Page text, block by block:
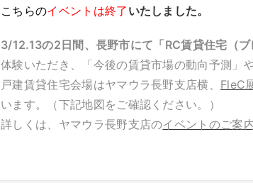
こちらのイベントは終了 いたしました。
3/12.13の2日間、長野市にて 「RC賃貸住宅（
体験いただき、「今後の賃貸市場の動向予測」
戸建賃貸住宅会場はヤマウラ長野支店横、 FleC
います。（下記地図をご確認ください。）
詳しくは、ヤマウラ長野支店のイベントのご案